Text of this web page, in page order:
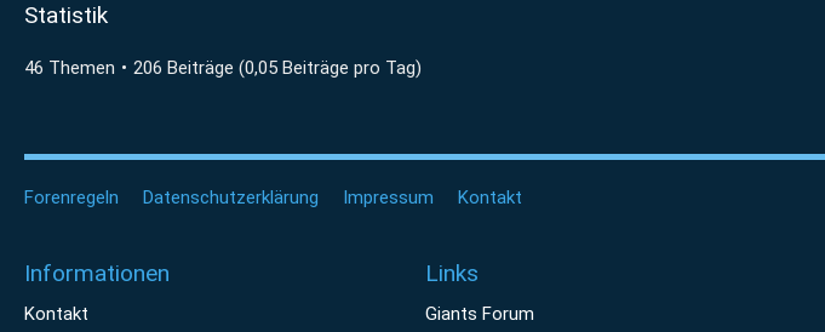
Statistik
46 Themen 206 Beiträge (0,05 Beiträge pro Tag)
Forenregeln Datenschutzerklärung Impressum Kontakt
Informationen
Kontakt
Links
Giants Forum